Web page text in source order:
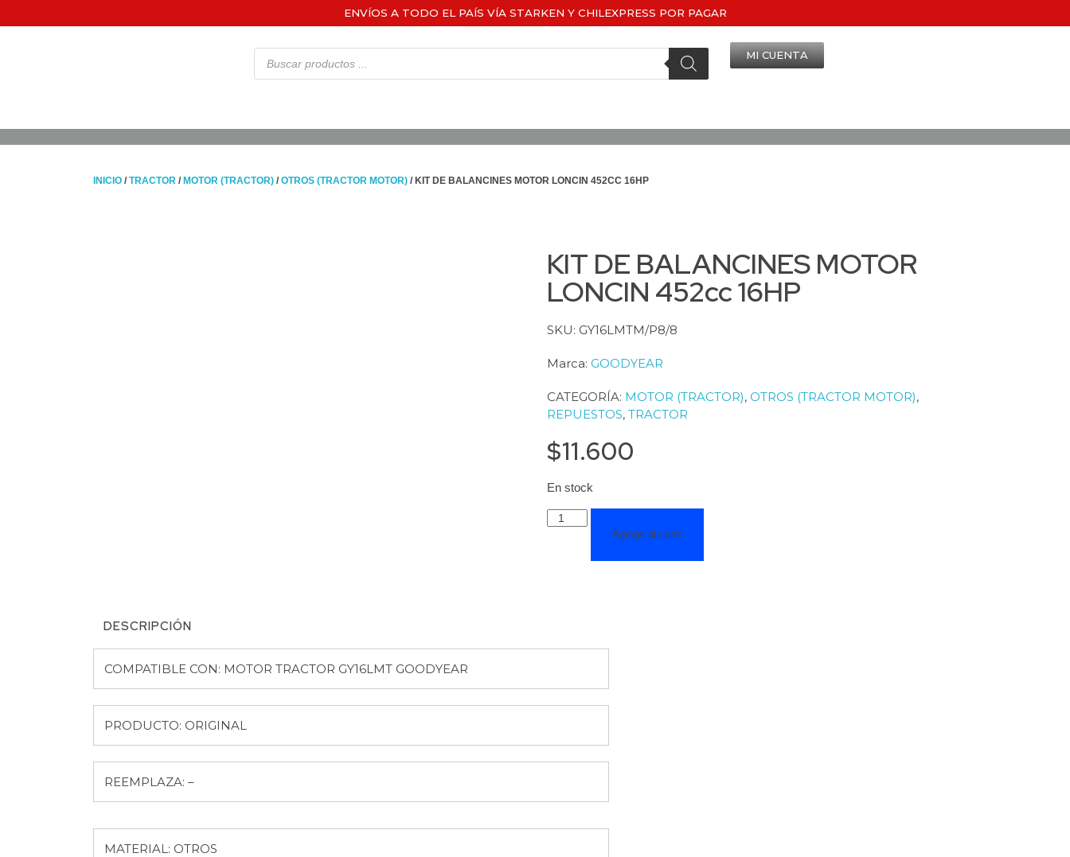
ENVÍOS A TODO EL PAÍS VÍA STARKEN Y CHILEXPRESS POR PAGAR
MI CUENTA
INICIO / TRACTOR / MOTOR (TRACTOR) / OTROS (TRACTOR MOTOR) / KIT DE BALANCINES MOTOR LONCIN 452CC 16HP
KIT DE BALANCINES MOTOR
LONCIN 452cc 16HP
SKU: GY16LMTM/P8/8
Marca: GOODYEAR
CATEGORÍA: MOTOR (TRACTOR), OTROS (TRACTOR MOTOR),
REPUESTOS, TRACTOR
$11.600
En stock
Agrega al carro
DESCRIPCIÓN
COMPATIBLE CON: MOTOR TRACTOR GY16LMT GOODYEAR
PRODUCTO: ORIGINAL
REEMPLAZA: –
MATERIAL: OTROS